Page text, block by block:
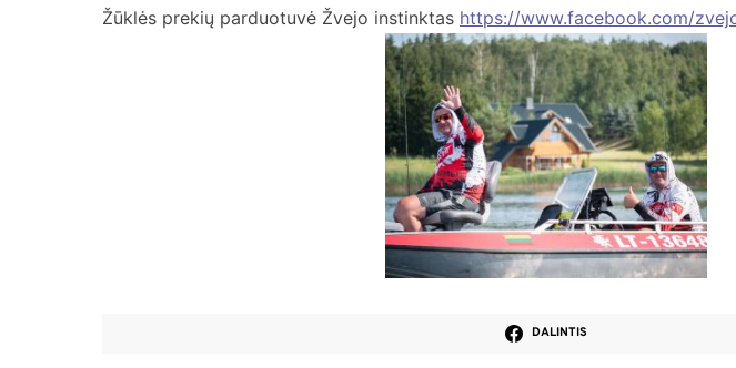
Žūklės prekių parduotuvė Žvejo instinktas https://www.facebook.com/
DALINTIS